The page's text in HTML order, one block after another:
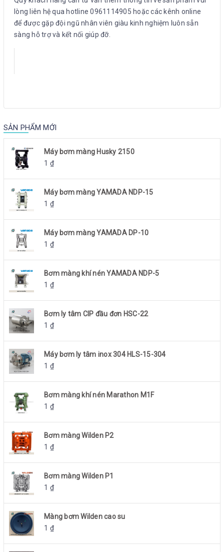
lòng liên hệ qua hotline 0961114905 hoặc các kênh online
để được gặp đội ngũ nhân viên giàu kinh nghiệm luôn sẵn
sàng hỗ trợ và kết nối giúp đỡ.
SẢN PHẨM MỚI
Máy bơm màng Husky 2150
1 ₫
Máy bơm màng YAMADA NDP-15
1 ₫
Máy bơm màng YAMADA DP-10
1 ₫
Bơm màng khí nén YAMADA NDP-5
1 ₫
Bơm ly tâm CIP đầu đơn HSC-22
1 ₫
Máy bơm ly tâm inox 304 HLS-15-304
1 ₫
Bơm màng khí nén Marathon M1F
1 ₫
Bơm màng Wilden P2
1 ₫
Bơm màng Wilden P1
1 ₫
Màng bơm Wilden cao su
1 ₫